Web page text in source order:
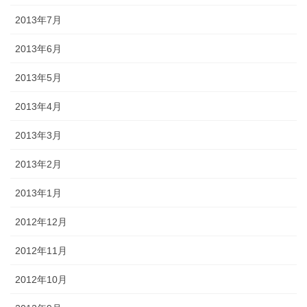
2013年7月
2013年6月
2013年5月
2013年4月
2013年3月
2013年2月
2013年1月
2012年12月
2012年11月
2012年10月